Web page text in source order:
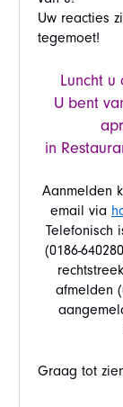
Uw reacties
tegemoet!
Luncht
U bent
in
Aanmelden
email via
Telefonisch
(0186-
afmelden
Graag tot